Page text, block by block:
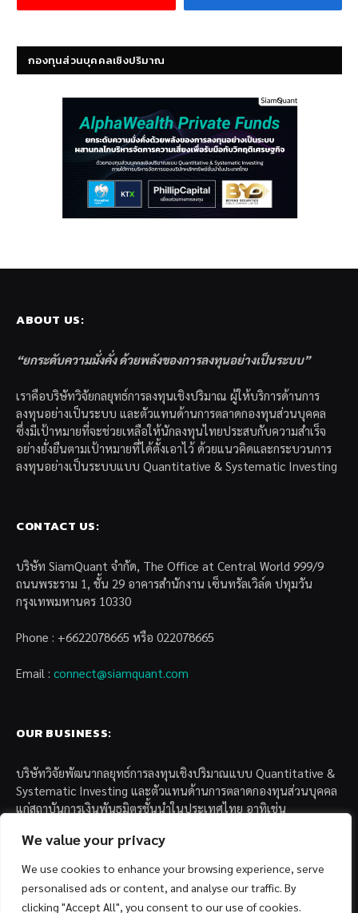
We value your privacy
We use cookies to enhance your browsing experience, serve
personalised ads or content, and analyse our traffic. By
clicking "Accept All", you consent to our use of cookies.
กองทุนส่วนบุคคลเชิงปริมาณ
ABOUT US:
“ยกระดับความมั่งคั่ง ด้วยพลังของการลงทุนอย่างเป็นระบบ”
เราคือบริษัทวิจัยกลยุทธ์การลงทุนเชิงปริมาณ ผู้ให้บริการด้านการ
ลงทุนอย่างเป็นระบบ และตัวแทนด้านการตลาดกองทุนส่วนบุคคล
ซึ่งมีเป้าหมายที่จะช่วยเหลือให้นักลงทุนไทยประสบกับความสำเร็จ
อย่างยั่งยืนตามเป้าหมายที่ได้ตั้งเอาไว้ ด้วยแนวคิดและกระบวนการ
ลงทุนอย่างเป็นระบบแบบ Quantitative & Systematic Investing
CONTACT US:
บริษัท SiamQuant จำกัด, The Office at Central World 999/9
ถนนพระราม 1, ชั้น 29 อาคารสำนักงาน เซ็นทรัลเวิล์ด ปทุมวัน
กรุงเทพมหานคร 10330
Phone : +6622078665 หรือ 022078665
Email : connect@siamquant.com
OUR BUSINESS:
บริษัทวิจัยพัฒนากลยุทธ์การลงทุนเชิงปริมาณแบบ Quantitative &
Systematic Investing และตัวแทนด้านการตลาดกองทุนส่วนบุคคล
แก่สถาบันการเงินพันธมิตรชั้นนำในประเทศไทย อาทิเช่น
– บล. กรุงไทย เอ็กซ์สปริง จำกัด
– บล. ฟิลลิป (ประเทศไทย) จำกัด (มหาชน)